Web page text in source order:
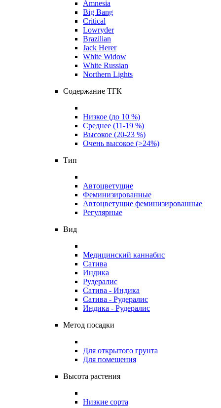
Amnesia
Big Bang
Critical
Lowryder
Brazilian
Jack Herer
White Widow
White Russian
Northern Lights
Содержание ТГК
Низкое (до 10 %)
Среднее (11-19 %)
Высокое (20-23 %)
Очень высокое (>24%)
Тип
Автоцветущие
Феминизированные
Автоцветущие феминизированные
Регулярные
Вид
Медицинский каннабис
Сатива
Индика
Рудералис
Сатива - Индика
Сатива - Рудералис
Индика - Рудералис
Метод посадки
Для открытого грунта
Для помещения
Высота растения
Низкие сорта